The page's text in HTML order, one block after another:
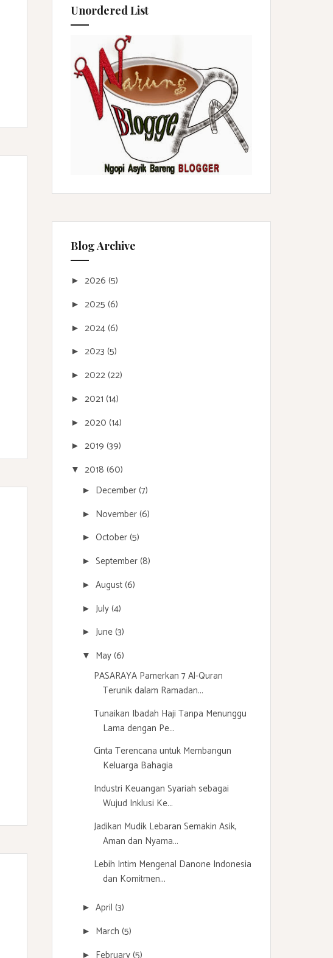
Unordered List
Blog Archive
► 2026 (5)
► 2025 (6)
► 2024(6)
► 2023 (5)
► 2022(22)
► 2021 (14)
► 2020 (14)
► 2019 (39)
▼ 2018 (60)
► December(7)
► November(6)
► October(5)
► September(8)
► August(6)
► July(4)
► June(3)
▼ May(6)
PASARAYA Pamerkan 7 Al-Quran
Terunik dalam Ramadan...
Tunaikan Ibadah Haji Tanpa Menunggu
Lama dengan Pe...
Cinta Terencana untuk Membangun
Keluarga Bahagia
Industri Keuangan Syariah sebagai
Wujud Inklusi Ke...
Jadikan Mudik Lebaran Semakin Asik,
Aman dan Nyama...
Lebih Intim Mengenal Danone Indonesia
dan Komitmen...
► April (3)
► March (5)
►